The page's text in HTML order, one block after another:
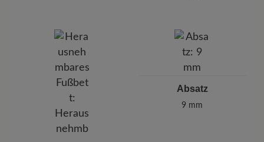
Absatz
9 mm